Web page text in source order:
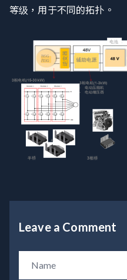
等级，用于不同的拓扑。
Leave a Comment